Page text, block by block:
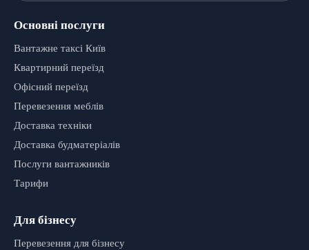
Основні послуги
Вантажне таксі Київ
Квартирний переїзд
Офісний переїзд
Перевезення меблів
Доставка техніки
Доставка будматеріалів
Послуги вантажників
Тарифи
Для бізнесу
Перевезення для бізнесу